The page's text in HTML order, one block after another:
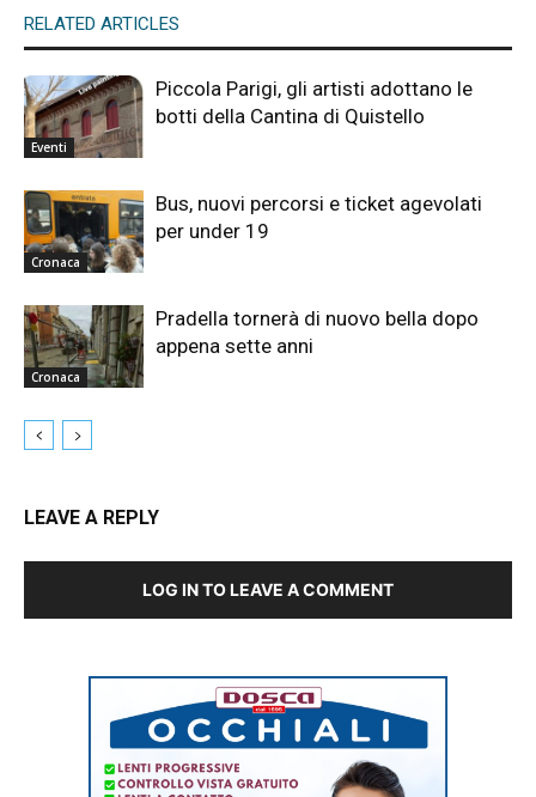
RELATED ARTICLES
Eventi
Piccola Parigi, gli artisti adottano le
botti della Cantina di Quistello
Cronaca
Bus, nuovi percorsi e ticket agevolati
per under 19
Cronaca
Pradella tornerà di nuovo bella dopo
appena sette anni
LEAVE A REPLY
LOG IN TO LEAVE A COMMENT